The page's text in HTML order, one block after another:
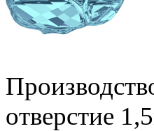
отверстие